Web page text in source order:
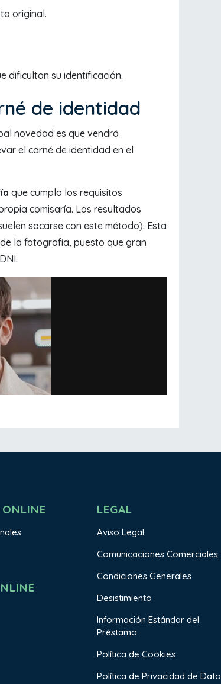
original.
dificultan su identificación.
de identidad
novedad es que vendrá
el carné de identidad en el
que cumpla los requisitos
comisaría. Los resultados
sacarse con este método). Esta
la fotografía, puesto que gran
ONLINE LEGAL
Aviso Legal
Comunicaciones Comerciales
Condiciones Generales
Desistimiento
Información Estándar del
Préstamo
Política de Cookies
Política de Privacidad de